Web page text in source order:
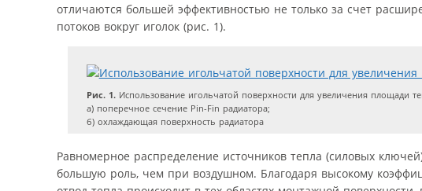
отличаются большей эффективностью не только за счет
потоков вокруг иголок (рис. 1).
Рис. 1.Использование игольчатой поверхности для увеличения площади
а) поперечное сечение Pin-Fin радиатора;
б) охлаждающая поверхность радиатора
Равномерное распределение источников тепла (силовых
большую роль, чем при воздушном. Благодаря высокому